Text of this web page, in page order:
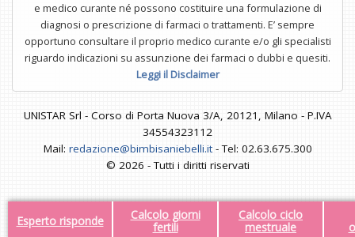
Esperto risponde
Calcolo giorni
fertili
Calcolo ciclo
mestruale
e medico curante né possono costituire una formulazione di
diagnosi o prescrizione di farmaci o trattamenti. E’ sempre
opportuno consultare il proprio medico curante e/o gli specialisti
riguardo indicazioni su assunzione dei farmaci o dubbi e quesiti.
Leggi il Disclaimer
UNISTAR Srl - Corso di Porta Nuova 3/A, 20121, Milano - P.IVA
34554323112
Mail: redazione@bimbisaniebelli.it- Tel: 02.63.675.300
© 2026 - Tutti i diritti riservati